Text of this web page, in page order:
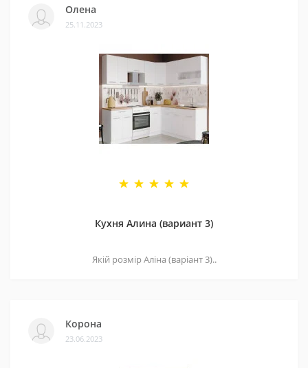
Олена
25.11.2023
Кухня Алина (вариант 3)
Якій розмір Аліна (варіант 3)..
Корона
23.06.2023